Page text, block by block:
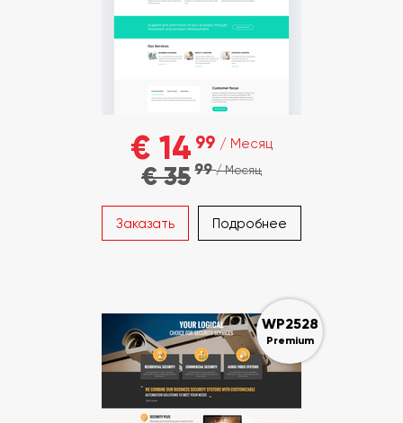
€ 14 99 / Месяц
€ 3599/ Месяц
Заказать Подробнее
WP2528
Premium